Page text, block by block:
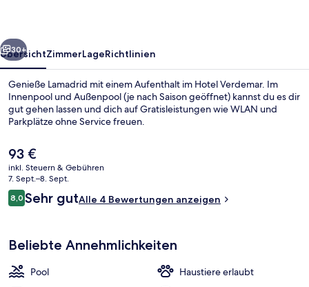
Außenbereich
Weiter
30+
ÜbersichtZimmerLageRichtlinien
Genieße Lamadrid mit einem Aufenthalt im Hotel Verdemar. Im
Innenpool und Außenpool (je nach Saison geöffnet) kannst du es dir
gut gehen lassen und dich auf Gratisleistungen wie WLAN und
Parkplätze ohne Service freuen.
Der
aktuelle
Preis
beträgt
93 €.
93 €
inkl. Steuern & Gebühren
7. Sept.–8. Sept.
Bewertungen
8,08,0 von 10.
Sehr gutAlle 4 Bewertungen anzeigen
Beliebte Annehmlichkeiten
Pool
Haustiere erlaubt